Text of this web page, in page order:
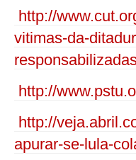
http://
vitimas-da-
http://
http://
apurar-se-lula-